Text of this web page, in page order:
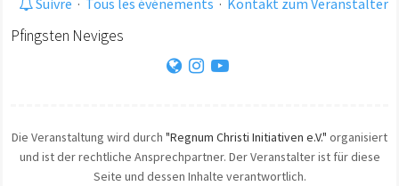
Pfingsten Neviges
Die Veranstaltung wird durch "Regnum Christi Initiativen e.V." organisiert
und ist der rechtliche Ansprechpartner. Der Veranstalter ist für diese
Seite und dessen Inhalte verantwortlich.